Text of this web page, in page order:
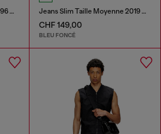
Jeans Relaxed Taille Basse 1996 D-Sire Jeans Slim Taille Moyenne 2019 D-Strukt
CHF 149,00
BLEU FONCÉ